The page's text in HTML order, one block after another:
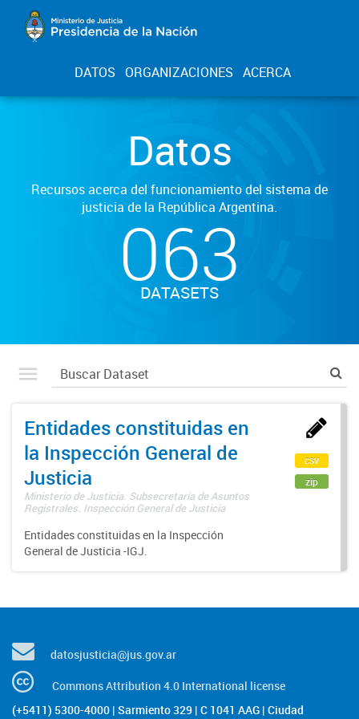
DATOS ORGANIZACIONES ACERCA
Datos
Recursos acerca del funcionamiento del sistema de
justicia de la República Argentina.
063
DATASETS
Entidades constituidas en
la Inspección General de
Justicia
Ministerio de Justicia. Subsecretaría de Asuntos
Registrales. Inspección General de Justicia
Entidades constituidas en la Inspección
General de Justicia -IGJ.
csv
zip
datosjusticia@jus.gov.ar
Commons Attribution 4.0 International license
(+5411) 5300-4000 | Sarmiento 329 | C 1041 AAG | Ciudad